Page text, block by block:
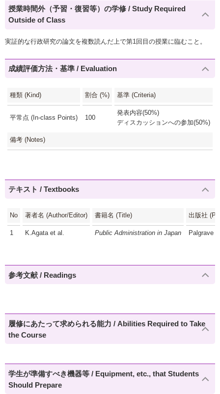
授業時間外（予習・復習等）の学修 / Study Required
Outside of Class
実証的な行政研究の論文を複数読んだ上で第1回目の授業に臨むこと。
成績評価方法・基準 / Evaluation
種類 (Kind) 割合 (%) 基準 (Criteria)
平常点 (In-class Points) 100
発表内容(50%)
ディスカッションへの参加(50%)
備考 (Notes)
テキスト / Textbooks
No 著者名 (Author/Editor) 書籍名 (Title) 出版社
1 K.Agata et al. Public Administration in Japan Palgrave
参考文献 / Readings
履修にあたって求められる能力 / Abilities Required to Take
the Course
学生が準備すべき機器等 / Equipment, etc., that Students
Should Prepare